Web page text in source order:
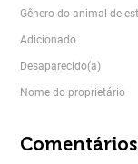
Gênero do animal de
Adicionado
Desaparecido(a)
Nome do proprietário